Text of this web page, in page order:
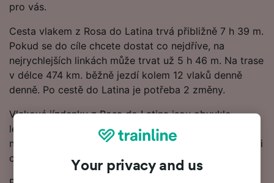
pro vás.
Cesta vlakem z Rosa do Latina trvá přibližně 7 h 39 m.
Pokud se do cíle chcete dostat co nejdříve, na
nejrychlejších linkách může trvat už 5 h 46 m. Na trase
v délce 474 km. běžně jezdí kolem 12 vlaků denně
denně. Po cestě do Latina je potřeba 2 změny.
Vlakové jízdenky z Rosa do Latina jsou obvykle
levnější, když si je rezervujete s předstihem, než při
nákupu v den cesty. Začněte hledat v našem Plánovači
cest a podívejte se na nejnovější ceny.
Your privacy and us